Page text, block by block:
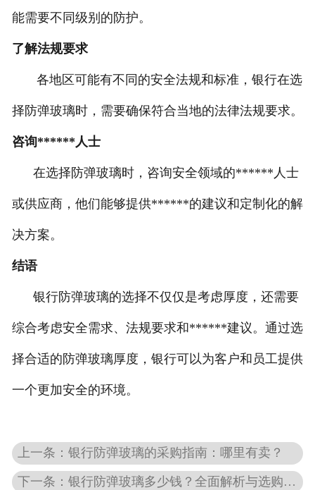
能需要不同级别的防护。
了解法规要求
各地区可能有不同的安全法规和标准，银行在选
择防弹玻璃时，需要确保符合当地的法律法规要求。
咨询******人士
在选择防弹玻璃时，咨询安全领域的******人士
或供应商，他们能够提供******的建议和定制化的解
决方案。
结语
银行防弹玻璃的选择不仅仅是考虑厚度，还需要
综合考虑安全需求、法规要求和******建议。通过选
择合适的防弹玻璃厚度，银行可以为客户和员工提供
一个更加安全的环境。
上一条：银行防弹玻璃的采购指南：哪里有卖？
下一条：银行防弹玻璃多少钱？全面解析与选购指南